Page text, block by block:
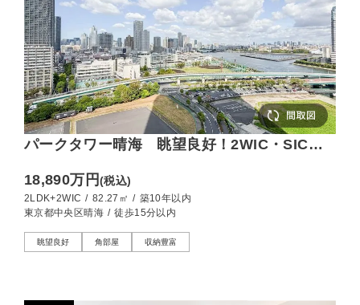
パークタワー晴海 眺望良好！2WIC・SIC付
18,890万円(税込)
2LDK+2WIC / 82.27㎡ / 築10年以内
東京都中央区晴海 / 徒歩15分以内
眺望良好 角部屋 収納豊富